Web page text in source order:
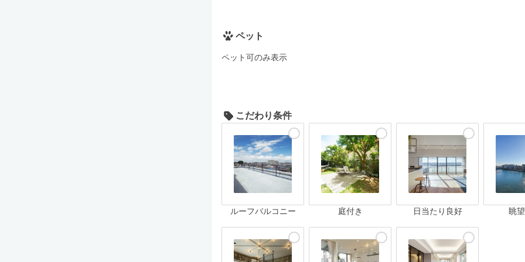
ペット
ペット可のみ表示
こだわり条件
ルーフバルコニー 庭付き 日当たり良好 眺